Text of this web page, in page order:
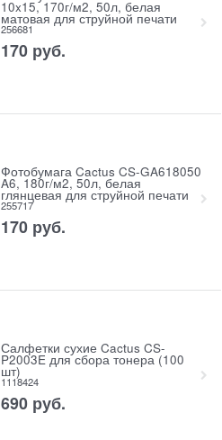
10x15, 170г/м2, 50л, белая
матовая для струйной печати
256681
170 руб.
Фотобумага Cactus CS-GA618050
A6, 180г/м2, 50л, белая
глянцевая для струйной печати
255717
170 руб.
Салфетки сухие Cactus CS-
P2003E для сбора тонера (100
шт)
1118424
690 руб.